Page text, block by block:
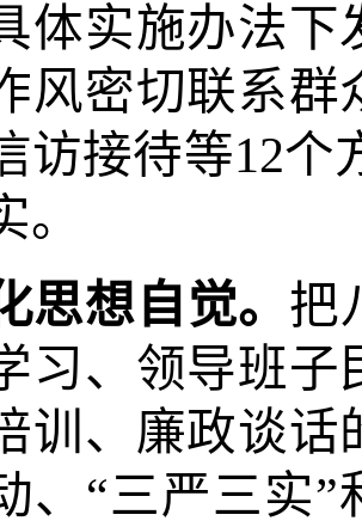
体实施办法
风密切联系
访接待等12个
思想自觉。 把
习、领导班
训、廉政谈话
、“三严三实